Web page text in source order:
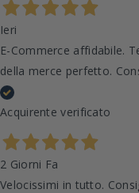
Ieri
E-Commerce affidabile.
della merce perfetto.
Acquirente verificato
2 Giorni Fa
Velocissimi in tutto.